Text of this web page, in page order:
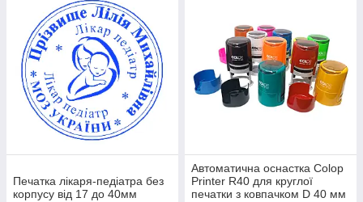
Печатка лікаря-педіатра без
корпусу від 17 до 40мм
Автоматична оснастка Colop
Printer R40 для круглої
печатки з ковпачком D 40 мм